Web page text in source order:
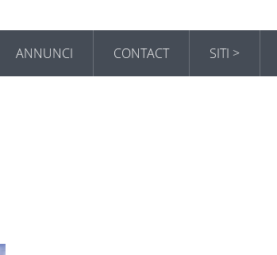
ANNUNCI CONTACT SITI >